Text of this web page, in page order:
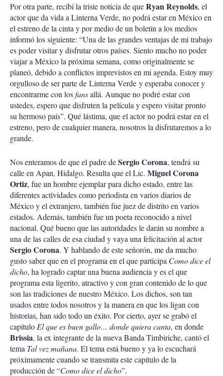
Por otra parte, recibí la triste noticia de queRyan Reynolds, el
actor que da vida a Linterna Verde, no podrá estar en México en
el estreno de la cinta y por medio de un boletín a los medios
informó los siguiente: “Una de las grandes ventajas de mi trabajo
es poder visitar y disfrutar otros países. Siento mucho no poder
viajar a México la próxima semana, como originalmente se
planeó, debido a conflictos imprevistos en mi agenda. Estoy muy
orgulloso de ser parte de Linterna Verde y esperaba conocer y
encontrarme con losfansallá. Aunque no podré estar con
ustedes, espero que disfruten la película y espero visitar pronto
su hermoso país”. Qué lástima, que el actor no podrá estar en el
estreno, pero de cualquier manera, nosotros la disfrutaremos a lo
grande.
Nos enteramos de que el padre deSergio Corona, tendrá su
calle en Apan, Hidalgo. Resulta que el Lic. Miguel Corona
Ortiz, fue un hombre ejemplar para dicho estado, entre las
diferentes actividades como periodista en varios diarios de
México y el extranjero, también fue juez de distrito en varios
estados. Además, también fue un poeta reconocido a nivel
nacional. Qué bueno que las autoridades le darán su nombre a
una de las calles de esa ciudad y vaya una felicitación al actor
Sergio Corona. Y hablando de este señorón, me da mucho
gusto saber que en el programa en el que participa Como dice el
dicho, ha logrado captar una buena audiencia y es el que
programa esta ligerito, atractivo y con gran contenido de lo que
son las tradiciones de nuestro México. Los dichos, son tan
usados entre todos nosotros y la manera en que los ligan con
historias, han sido todo un éxito. Por cierto, ayer se grabó el
capítulo El que es buen gallo… donde quiera canta, en donde
Brissia, la ex integrante de la nueva Banda Timbiriche, cantó el
tema Tal vez mañana. El tema está bueno y ya lo escuchará
próximamente cuando se transmita este capítulo de la
producción de “Como dice el dicho”.